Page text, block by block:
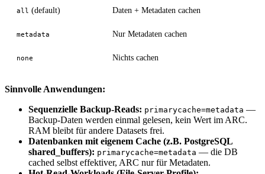
all (default) Daten + Metadaten cachen
metadata Nur Metadaten cachen
none Nichts cachen
Sinnvolle Anwendungen:
Sequenzielle Backup-Reads: primarycache=metadata —
Backup-Daten werden einmal gelesen, kein Wert im ARC.
RAM bleibt für andere Datasets frei.
Datenbanken mit eigenem Cache (z.B. PostgreSQL
shared_buffers): primarycache=metadata — die DB
cached selbst effektiver, ARC nur für Metadaten.